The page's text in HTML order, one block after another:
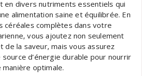
en divers nutriments essentiels qui
alimentation saine et équilibrée. En
céréales complètes dans votre
vous ajoutez non seulement
de la saveur, mais vous assurez
d’énergie durable pour nourrir
optimale.